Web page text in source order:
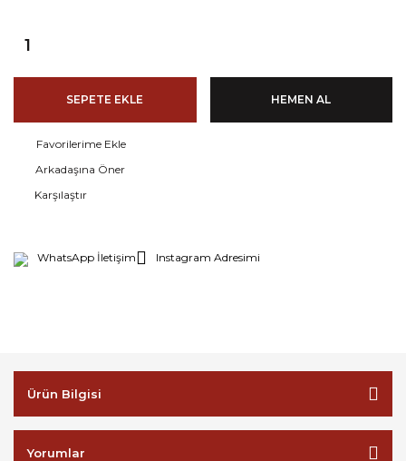
SEPETE EKLE HEMEN AL
Arkadaşına Öner
Karşılaştır
WhatsApp İletişim Instagram Adresimi
Ürün Bilgisi
Yorumlar